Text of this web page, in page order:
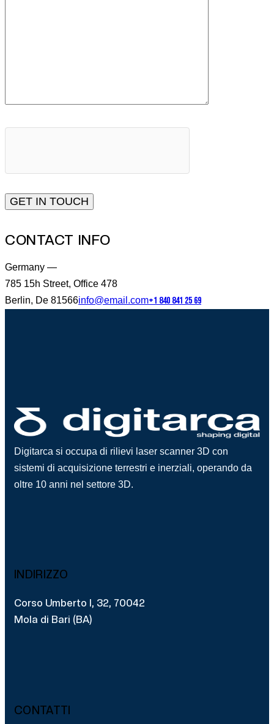
CONTACT INFO
Germany —
785 15h Street, Office 478
Berlin, De 81566info@email.com+1 840 841 25 69
Digitarca si occupa di rilievi laser scanner 3D con
sistemi di acquisizione terrestri e inerziali, operando da
oltre 10 anni nel settore 3D.
INDIRIZZO
Corso Umberto I, 32, 70042
Mola di Bari (BA)
CONTATTI